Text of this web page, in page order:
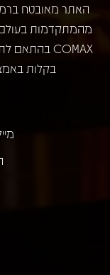
מהמתקדמות
בקלות